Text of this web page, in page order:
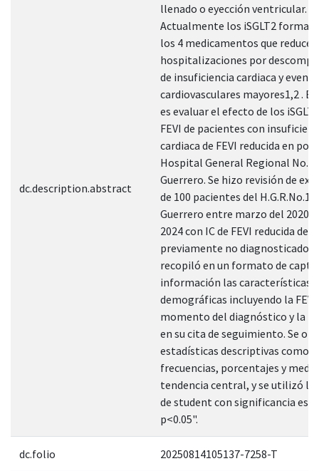
dc.description.abstract
llenado o eyección ventricular.
Actualmente los iSGLT2 forman
los 4 medicamentos que reducen
hospitalizaciones por
de insuficiencia cardiaca y
cardiovasculares mayores1,2 .
es evaluar el efecto de los
FEVI de pacientes con
cardiaca de FEVI reducida en
Hospital General Regional No. 1
Guerrero. Se hizo revisión de
de 100 pacientes del H.G.R.No.1
Guerrero entre marzo del 2020
2024 con IC de FEVI reducida de
previamente no diagnosticados.
recopiló en un formato de
información las características
demográficas incluyendo la
momento del diagnóstico y la
en su cita de seguimiento. Se
estadísticas descriptivas como
frecuencias, porcentajes y
tendencia central, y se utilizó la
de student con significancia
p<0.05".
dc.folio 20250814105137-7258-T